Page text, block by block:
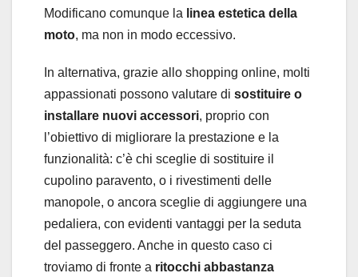
Modificano comunque la linea estetica della
moto, ma non in modo eccessivo.
In alternativa, grazie allo shopping online, molti
appassionati possono valutare di sostituire o
installare nuovi accessori, proprio con
l’obiettivo di migliorare la prestazione e la
funzionalità: c’è chi sceglie di sostituire il
cupolino paravento, o i rivestimenti delle
manopole, o ancora sceglie di aggiungere una
pedaliera, con evidenti vantaggi per la seduta
del passeggero. Anche in questo caso ci
troviamo di fronte a ritocchi abbastanza